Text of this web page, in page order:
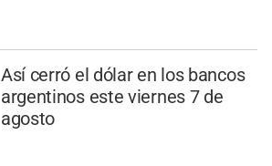
Así cerró el dólar en los bancos
argentinos este viernes 7 de
agosto